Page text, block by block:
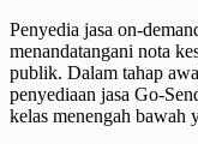
Penyedia jasa on-
menandatangani nota
publik. Dalam tahap
penyediaan jasa Go-
kelas menengah bawah